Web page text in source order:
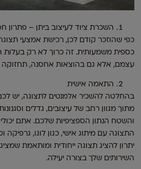
השכרת ציוד לעיצוב ביתן – פתרון
כפי שהוזכר קודם לכן, רכישת אמצעי
כספית משמעותית. זה כרוך לא רק בעלות
עצמם, אלא גם בהוצאות אחסנה, תחזוקה
התאמה אישית
בהחלטה להשכיר אלמנטים לתצוגה, יש
מתוך מגוון רחב של עיצובים, גדלים
והשטח הנתון הספציפיות שלכם. אתם
התצוגה עם מיתוג אישי, כגון לוגו,
יתרון להציג תצוגה ייחודית ומותאמת
השירותים שלך בצורה יעילה.